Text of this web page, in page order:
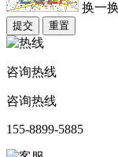
换一换
提交 重置
咨询热线
咨询热线
155-8899-5885